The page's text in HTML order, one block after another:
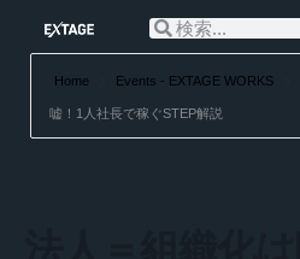
Home Events - EXTAGE WORKS
嘘！1人社長で稼ぐSTEP解説